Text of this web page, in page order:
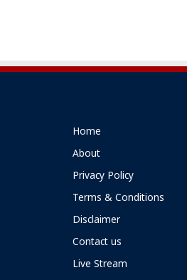
Home
About
Privacy Policy
Terms & Conditions
Disclaimer
Contact us
Live Stream